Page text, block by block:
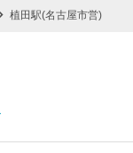
植田駅(名古屋市営)